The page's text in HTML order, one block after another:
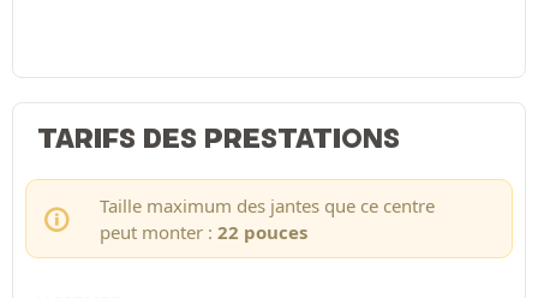
TARIFS DES PRESTATIONS
Taille maximum des jantes que ce centre
peut monter : 22 pouces